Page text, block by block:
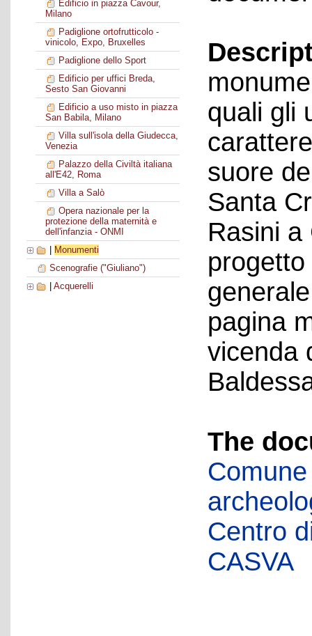
Edificio in piazza Cavour,
Milano
Padiglione ortofrutticolo -
vinicolo, Expo, Bruxelles
Padiglione dello Sport
Edificio per uffici Breda,
Sesto San Giovanni
Edificio a uso misto in piazza
San Babila, Milano
Villa sull'isola della Giudecca,
Venezia
Palazzo della Civiltà italiana
all'E42, Roma
Villa a Salò
Opera nazionale per la
protezione della maternità e
dell'infanzia - ONMI
Monumenti
Scenografie ("Giuliano")
Acquerelli
quali gli
suore
Santa
Rasini
pagina
vicenda
The
Centro
CASVA